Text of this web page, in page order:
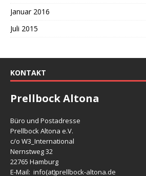
Januar 2016
Juli 2015
KONTAKT
Prellbock Altona
Büro und Postadresse
Prellbock Altona e.V.
c/o W3_International
Nernstweg 32
22765 Hamburg
E-Mail: info(at)prellbock-altona.de